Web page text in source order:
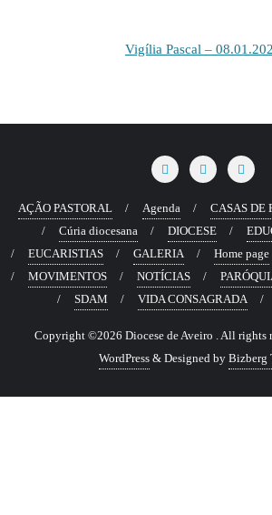
Vigília Pascal –
AÇÃO PASTORAL Agenda CASAS DE
Cúria diocesana
DIOCESE
EUCARISTIAS
GALERIA Home page
MOVIMENTOS
NOTÍCIAS
SDAM
VIDA CONSAGRADA
Copyright ©2026 Diocese de Aveiro . All rights
WordPress & Designed by Bizberg